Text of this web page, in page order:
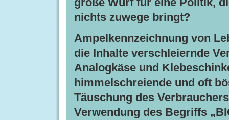
nichts zuwege bringt?
Ampelkennzeichnung von
die Inhalte verschleiernde
Analogkäse und
himmelschreiende und oft
Täuschung des
Verwendung des Begriffs